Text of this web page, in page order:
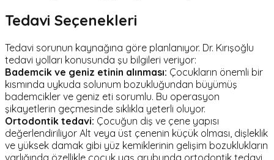
Tedavi Seçenekleri
Tedavi sorunun kaynağına göre planlanıyor. Dr. Kırışoğlu
tedavi yolları konusunda şu bilgileri veriyor:
Bademcik ve geniz etinin alınması: Çocukların önemli bir
kısmında uykuda solunum bozukluğundan büyümüş
bademcikler ve geniz eti sorumlu. Bu operasyon
şikayetlerin geçmesinde sıklıkla yeterli oluyor.
Ortodontik tedavi: Çocuğun diş ve çene yapısı
değerlendiriliyor Alt veya üst çenenin küçük olması, dişleklik
ve yüksek damak gibi yüz kemiklerinin gelişim bozuklukların
varlığında özellikle çocuk yaş grubunda ortodontik tedavi